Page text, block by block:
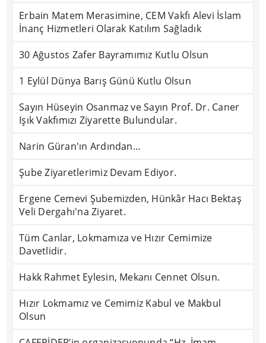
Erbain Matem Merasimine, CEM Vakfı Alevi İslam
İnanç Hizmetleri Olarak Katılım Sağladık
30 Ağustos Zafer Bayramımız Kutlu Olsun
1 Eylül Dünya Barış Günü Kutlu Olsun
Sayın Hüseyin Osanmaz ve Sayın Prof. Dr. Caner
Işık Vakfımızı Ziyarette Bulundular.
Narin Güran'ın Ardından...
Şube Ziyaretlerimiz Devam Ediyor.
Ergene Cemevi Şubemizden, Hünkâr Hacı Bektaş
Veli Dergahı'na Ziyaret.
Tüm Canlar, Lokmamıza ve Hızır Cemimize
Davetlidir.
Hakk Rahmet Eylesin, Mekanı Cennet Olsun.
Hızır Lokmamız ve Cemimiz Kabul ve Makbul
Olsun